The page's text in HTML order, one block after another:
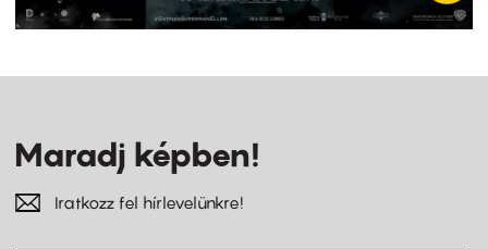
Maradj képben!
Iratkozz fel hírlevelünkre!